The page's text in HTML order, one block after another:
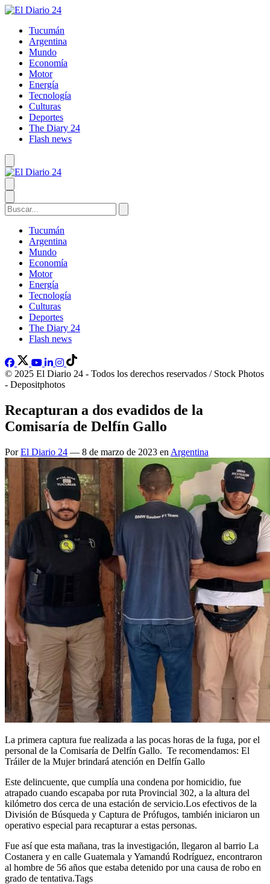
Tucumán
Argentina
Mundo
Economía
Motor
Energía
Tecnología
Culturas
Deportes
The Diary 24
Flash news
Tucumán
Argentina
Mundo
Economía
Motor
Energía
Tecnología
Culturas
Deportes
The Diary 24
Flash news
© 2025 El Diario 24 - Todos los derechos reservados / Stock Photos
- Depositphotos
Recapturan a dos evadidos de la
Comisaría de Delfín Gallo
PorEl Diario 24 — 8 de marzo de 2023 en Argentina
La primera captura fue realizada a las pocas horas de la fuga, por el
personal de la Comisaría de Delfín Gallo. Te recomendamos: El
Tráiler de la Mujer brindará atención en Delfín Gallo
Este delincuente, que cumplía una condena por homicidio, fue
atrapado cuando escapaba por ruta Provincial 302, a la altura del
kilómetro dos cerca de una estación de servicio.Los efectivos de la
División de Búsqueda y Captura de Prófugos, también iniciaron un
operativo especial para recapturar a estas personas.
Fue así que esta mañana, tras la investigación, llegaron al barrio La
Costanera y en calle Guatemala y Yamandú Rodríguez, encontraron
al hombre de 56 años que estaba detenido por una causa de robo en
grado de tentativa.Tags